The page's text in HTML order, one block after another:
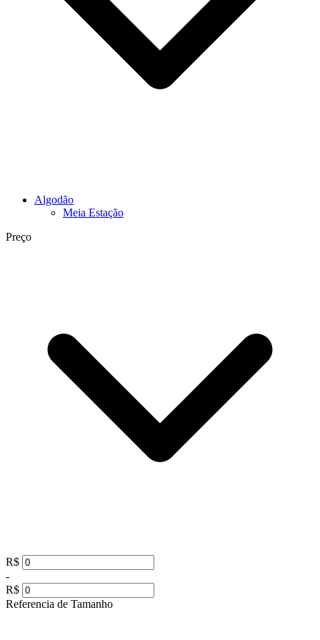
Algodão
Meia Estação
Preço
R$
-
R$
Referencia de Tamanho